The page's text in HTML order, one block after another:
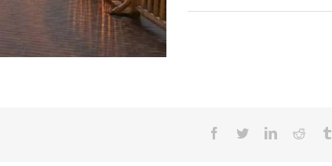
Facebook
TwitterLinkedinReddit